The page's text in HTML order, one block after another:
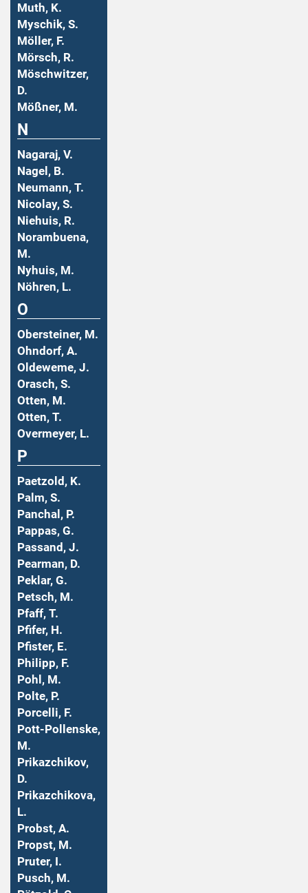
Muth, K.
Myschik, S.
Möller, F.
Mörsch, R.
Möschwitzer,
D.
Mößner, M.
N
Nagaraj, V.
Nagel, B.
Neumann, T.
Nicolay, S.
Niehuis, R.
Norambuena,
M.
Nyhuis, M.
Nöhren, L.
O
Obersteiner, M.
Ohndorf, A.
Oldeweme, J.
Orasch, S.
Otten, M.
Otten, T.
Overmeyer, L.
P
Paetzold, K.
Palm, S.
Panchal, P.
Pappas, G.
Passand, J.
Pearman, D.
Peklar, G.
Petsch, M.
Pfaff, T.
Pfifer, H.
Pfister, E.
Philipp, F.
Pohl, M.
Polte, P.
Porcelli, F.
Pott-Pollenske,
M.
Prikazchikov,
D.
Prikazchikova,
L.
Probst, A.
Propst, M.
Pruter, I.
Pusch, M.